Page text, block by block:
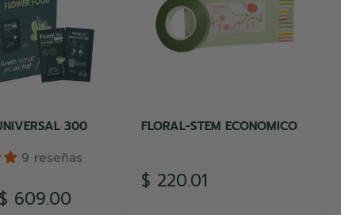
300
9 reseñas
$ 609.00
FLORAL-STEM ECONOMICO
Precio
$ 220.01